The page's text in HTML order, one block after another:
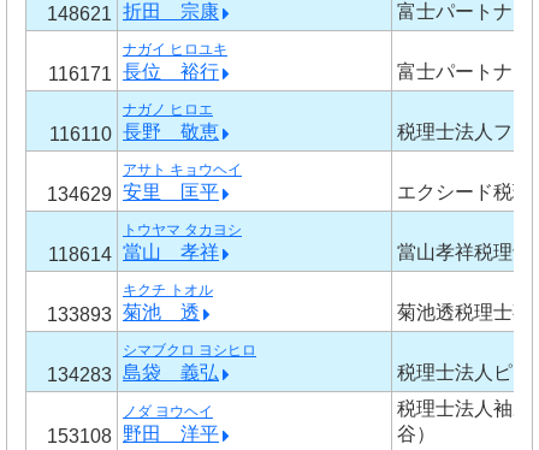
148621 折田 宗康 富士パートナ
116171
ナガイ ヒロユキ
長位 裕行 富士パートナ
116110
ナガノ ヒロエ
長野 敬恵 税理士法人フ
134629
アサト キョウヘイ
安里 匡平 エクシード税
118614
トウヤマ タカヨシ
當山 孝祥 當山孝祥税理士
133893
キクチ トオル
菊池 透 菊池透税理士事
134283
シマブクロ ヨシヒロ
島袋 義弘 税理士法人ピー
153108
ノダ ヨウヘイ
野田 洋平
税理士法人袖野
谷）